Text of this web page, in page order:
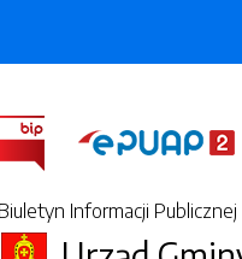
Biuletyn Informacji Publicznej